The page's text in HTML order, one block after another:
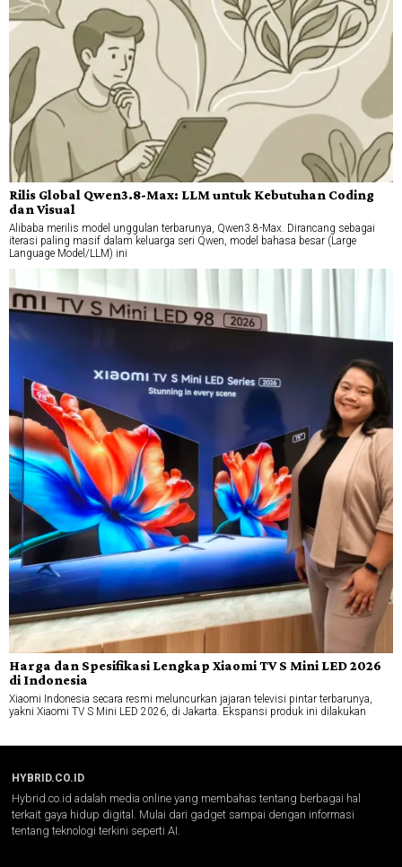
Rilis Global Qwen3.8-Max: LLM untuk Kebutuhan Coding
dan Visual
Alibaba merilis model unggulan terbarunya, Qwen3.8-Max. Dirancang sebagai
iterasi paling masif dalam keluarga seri Qwen, model bahasa besar (Large
Language Model/LLM) ini
Harga dan Spesifikasi Lengkap Xiaomi TV S Mini LED 2026
di Indonesia
Xiaomi Indonesia secara resmi meluncurkan jajaran televisi pintar terbarunya,
yakni Xiaomi TV S Mini LED 2026, di Jakarta. Ekspansi produk ini dilakukan
HYBRID.CO.ID
Hybrid.co.id adalah media online yang membahas tentang berbagai hal
terkait gaya hidup digital. Mulai dari gadget sampai dengan informasi
tentang teknologi terkini seperti AI.